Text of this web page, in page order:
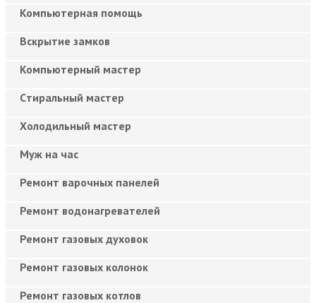
Компьютерная помощь
Вскрытие замков
Компьютерный мастер
Cтиральный мастер
Холодильный мастер
Муж на час
Ремонт варочных панелей
Ремонт водонагревателей
Ремонт газовых духовок
Ремонт газовых колонок
Ремонт газовых котлов